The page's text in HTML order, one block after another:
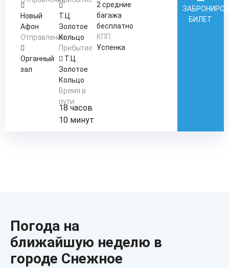
Новый
Афон
Отправление:
Органный
зал
Т.Ц.
Золотое
Кольцо
Прибытие:
Т.Ц.
Золотое
Кольцо
Время в
пути:
18 часов
10 минут
2 средние
багажа
бесплатно
КПП:
Успенка
БИЛЕТ
Погода на
ближайшую неделю в
городе Снежное